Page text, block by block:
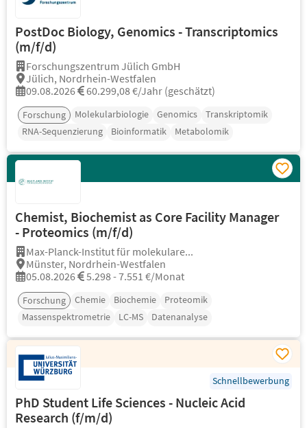
PostDoc Biology, Genomics - Transcriptomics
(m/f/d)
Forschungszentrum Jülich GmbH
Jülich, Nordrhein-Westfalen
09.08.2026
60.299,08 €/Jahr (geschätzt)
Forschung Molekularbiologie Genomics
Transkriptomik
RNA-Sequenzierung
Bioinformatik Metabolomik
Chemist, Biochemist as Core Facility Manager
- Proteomics (m/f/d)
Max-Planck-Institut für molekulare...
Münster, Nordrhein-Westfalen
05.08.2026
5.298 - 7.551 €/Monat
Forschung Chemie Biochemie
Proteomik
Massenspektrometrie
LC-MS Datenanalyse
Schnellbewerbung
PhD Student Life Sciences - Nucleic Acid
Research (f/m/d)